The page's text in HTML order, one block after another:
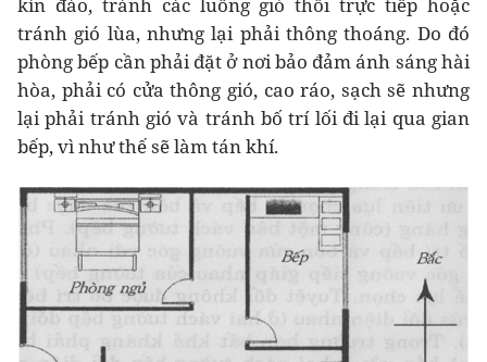
tránh gió lùa, nhưng lại phải thông thoáng. Do đó
phòng bếp cần phải đặt ở nơi bảo đảm ánh sáng hài
hòa, phải có cửa thông gió, cao ráo, sạch sẽ nhưng
lại phải tránh gió và tránh bố trí lối đi lại qua gian
bếp, vì như thế sẽ làm tán khí.